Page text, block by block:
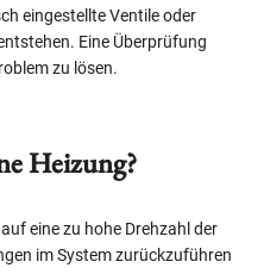
eingestellte Ventile oder
Eine Überprüfung
zu lösen.
Heizung?
eine zu hohe Drehzahl der
im System zurückzuführen